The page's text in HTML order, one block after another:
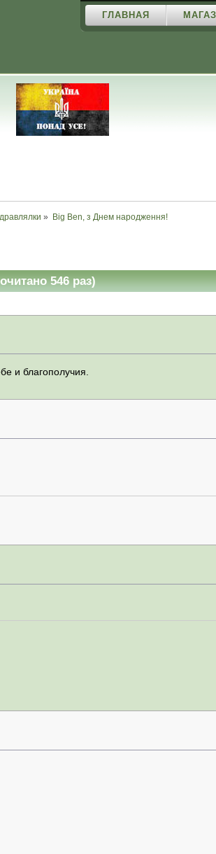
ГЛАВНАЯ
» Big Ben, з Днем народження!
546 раз)
и благополучия.